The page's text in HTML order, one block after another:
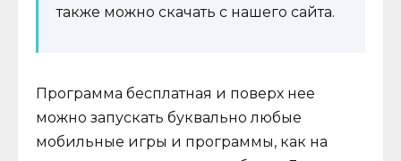
также можно скачать с нашего сайта.
Программа бесплатная и поверх нее
можно запускать буквально любые
мобильные игры и программы, как на